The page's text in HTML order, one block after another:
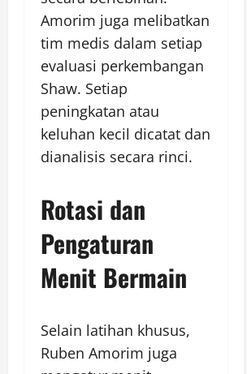
Amorim juga melibatkan
tim medis dalam setiap
evaluasi perkembangan
Shaw. Setiap
peningkatan atau
keluhan kecil dicatat dan
dianalisis secara rinci.
Rotasi dan
Pengaturan
Menit Bermain
Selain latihan khusus,
Ruben Amorim juga